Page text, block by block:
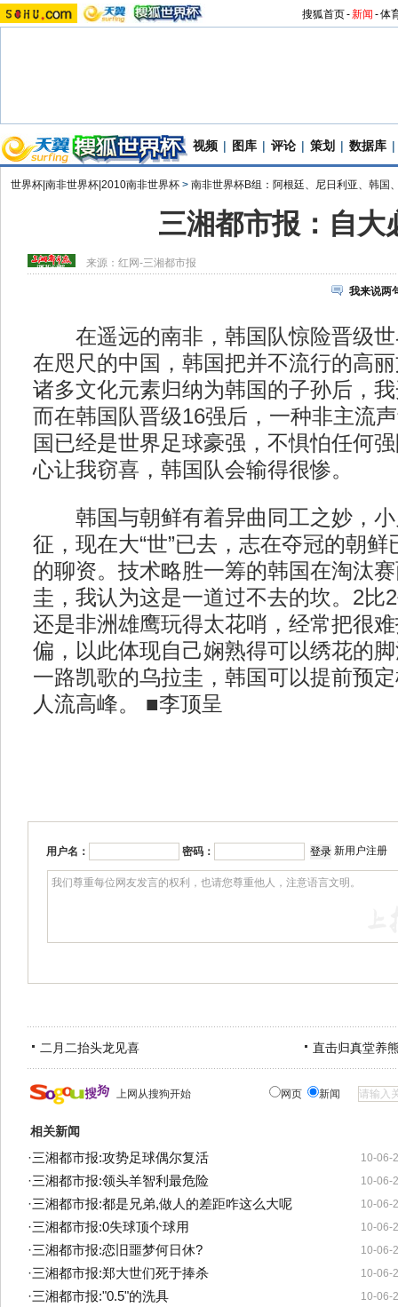
搜狐首页-新闻 -体
视频 | 图库 | 评论 | 策划 | 数据库 |
世界杯|南非世界杯|2010南非世界杯 > 南非世界杯B组：阿根廷、尼日利亚、韩国
三湘都市报：自大
来源： 红网-三湘都市报
我来说两
在遥远的南非，韩国队惊险晋级世
在咫尺的中国，韩国把并不流行的高
诸多文化元素归纳为韩国的子孙后，
而在韩国队晋级16强后，一种非主流
国已经是世界足球豪强，不惧怕任何
心让我窃喜，韩国队会输得很惨。
韩国与朝鲜有着异曲同工之妙，小
征，现在大“世”已去，志在夺冠的朝
的聊资。技术略胜一筹的韩国在淘汰
圭，我认为这是一道过不去的坎。2比
还是非洲雄鹰玩得太花哨，经常把很
偏，以此体现自己娴熟得可以绣花的
一路凯歌的乌拉圭，韩国可以提前预
人流高峰。 ■李顶呈
用户名： 密码： 新用户注册
二月二抬头龙见喜 直击归真堂养
上网从搜狗开始 网页 新闻
相关新闻
10-06-
·三湘都市报:攻势足球偶尔复活
10-06-
·三湘都市报:领头羊智利最危险
10-06-
·三湘都市报:都是兄弟,做人的差距咋这么大呢
10-06-
·三湘都市报:0失球顶个球用
10-06-
·三湘都市报:恋旧噩梦何日休?
10-06-
·三湘都市报:郑大世们死于捧杀
10-06-
·三湘都市报:"0.5"的洗具